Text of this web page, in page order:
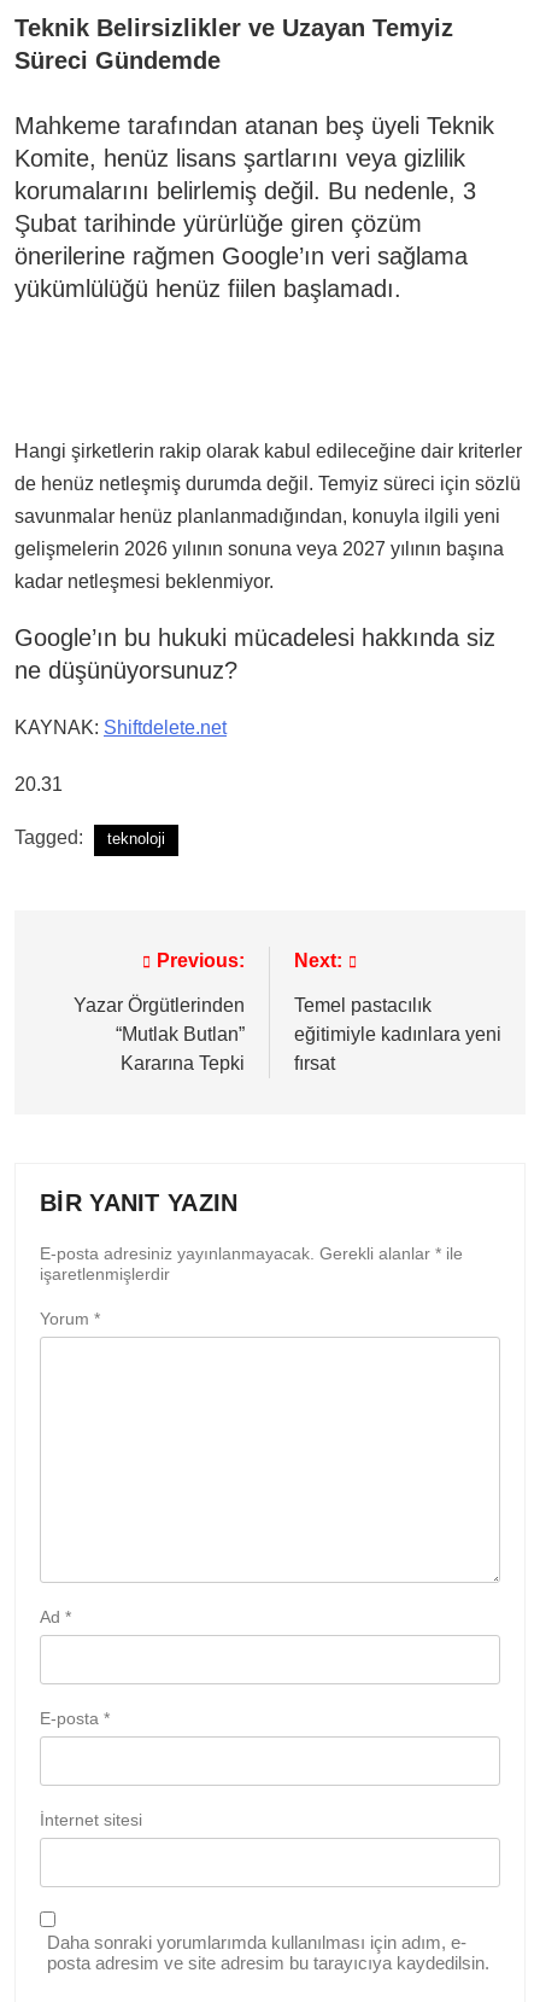
Teknik Belirsizlikler ve Uzayan Temyiz
Süreci Gündemde
Mahkeme tarafından atanan beş üyeli Teknik
Komite, henüz lisans şartlarını veya gizlilik
korumalarını belirlemiş değil. Bu nedenle, 3
Şubat tarihinde yürürlüğe giren çözüm
önerilerine rağmen Google’ın veri sağlama
yükümlülüğü henüz fiilen başlamadı.
Hangi şirketlerin rakip olarak kabul edileceğine dair kriterler
de henüz netleşmiş durumda değil. Temyiz süreci için sözlü
savunmalar henüz planlanmadığından, konuyla ilgili yeni
gelişmelerin 2026 yılının sonuna veya 2027 yılının başına
kadar netleşmesi beklenmiyor.
Google’ın bu hukuki mücadelesi hakkında siz
ne düşünüyorsunuz?
KAYNAK: Shiftdelete.net
20.31
Tagged: teknoloji
gezinmesi
Previous:
Yazar Örgütlerinden
“Mutlak Butlan”
Kararına Tepki
Next:
Temel pastacılık
eğitimiyle kadınlara yeni
fırsat
BIR YANIT YAZIN
E-posta adresiniz yayınlanmayacak. Gerekli alanlar * ile
işaretlenmişlerdir
Yorum *
Ad *
E-posta *
İnternet sitesi
Daha sonraki yorumlarımda kullanılması için adım, e-
posta adresim ve site adresim bu tarayıcıya kaydedilsin.